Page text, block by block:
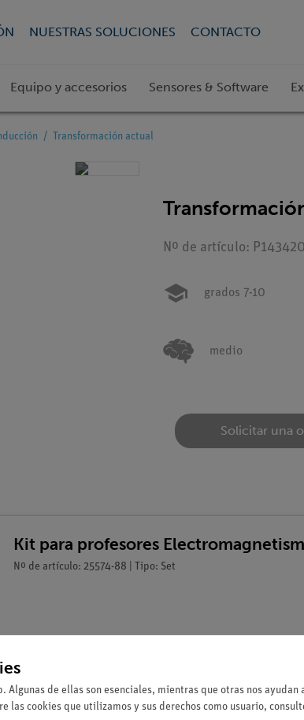
NUESTRAS SOLUCIONES CONTACTO
Equipo y accesorios Sensores & Software
Transformación actual
Nº de artículo:
grados 7-10
medio
Solicitar una
Kit para profesores
Nº de artículo: 25574-88 | Tipo: Set
Algunas de ellas son esenciales, mientras que otras nos
las cookies que utilizamos y sus derechos como usuario,